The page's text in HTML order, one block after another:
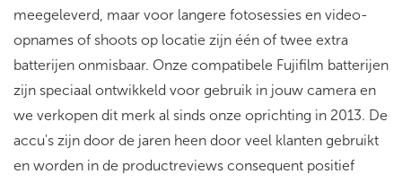
meegeleverd, maar voor langere fotosessies en video-
opnames of shoots op locatie zijn één of twee extra
batterijen onmisbaar. Onze compatibele Fujifilm batterijen
zijn speciaal ontwikkeld voor gebruik in jouw camera en
we verkopen dit merk al sinds onze oprichting in 2013. De
accu's zijn door de jaren heen door veel klanten gebruikt
en worden in de productreviews consequent positief